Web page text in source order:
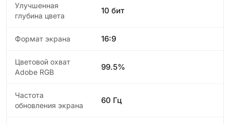
Улучшенная
глубина цвета
10 бит
Формат экрана 16:9
Цветовой охват
Adobe RGB
99.5%
Частота
обновления экрана
60 Гц